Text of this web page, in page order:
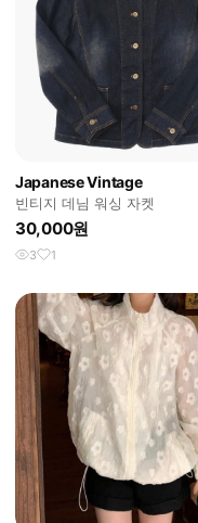
Japanese Vintage
빈티지 데님 워싱 자켓
30,000원
3 1